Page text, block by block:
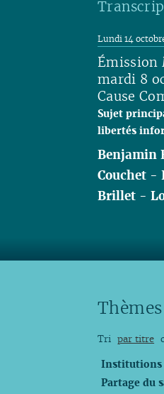
Émission
mardi 8
Cause
Sujet
libertés
Lundi 14
Benjamin
Couchet -
Brillet -
Tri par titre
Partage du